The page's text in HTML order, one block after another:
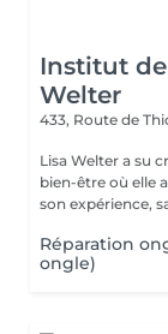
Institut
Welter
433, Route de
Lisa Welter a su
bien-être où elle
son expérience,
Réparation
ongle)